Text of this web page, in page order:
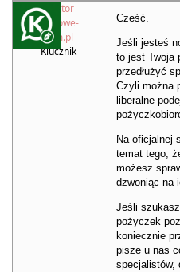
Redaktor
Kredytowe-
Forum.pl
Klucznik
Cześć.
Jeśli jesteś
to jest Twoja
przedłużyć
Czyli można
liberalne
Na oficjalnej
temat tego,
możesz
dzwoniąc na
Jeśli
pożyczek
koniecznie
pisze u nas
specjalistów,